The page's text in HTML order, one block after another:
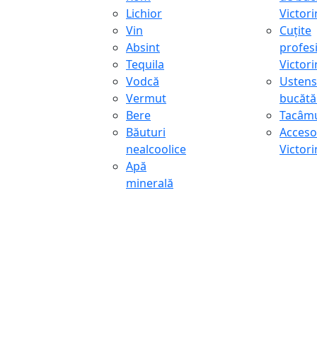
Lichior
Vin
Absint
Tequila
Vodcă
Vermut
Bere
Băuturi
nealcoolice
Apă
minerală
Cuțite